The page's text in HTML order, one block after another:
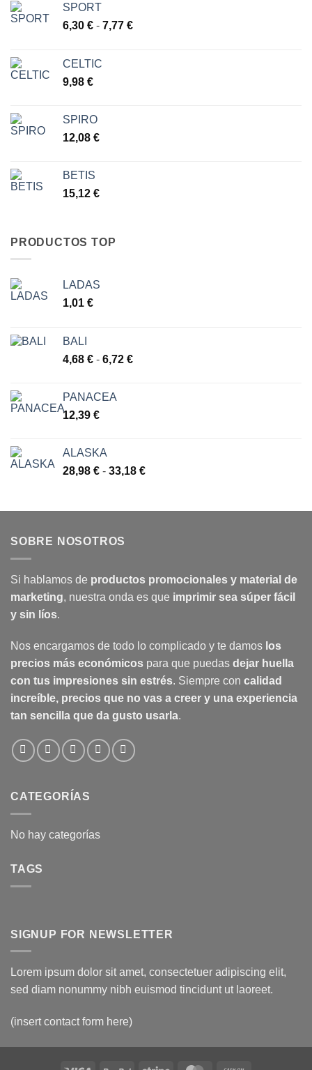
SPORT
6,30 € - 7,77 €Rango
CELTIC
9,98 €
SPIRO
12,08 €
BETIS
15,12 €
PRODUCTOS TOP
LADAS
1,01 €
BALI
4,68 € - 6,72 €Rango
PANACEA
12,39 €
ALASKA
28,98 € - 33,18 €Rango
desde
SOBRE NOSOTROS
Si hablamos de productos promocionales y material de
marketing, nuestra onda es que imprimir sea súper fácil
y sin líos.
Nos encargamos de todo lo complicado y te damos los
precios más económicos para que puedas dejar huella
con tus impresiones sin estrés. Siempre con calidad
increíble, precios que no vas a creer y una experiencia
tan sencilla que da gusto usarla.
CATEGORÍAS
No hay categorías
TAGS
SIGNUP FOR NEWSLETTER
Lorem ipsum dolor sit amet, consectetuer adipiscing elit,
sed diam nonummy nibh euismod tincidunt ut laoreet.
(insert contact form here)